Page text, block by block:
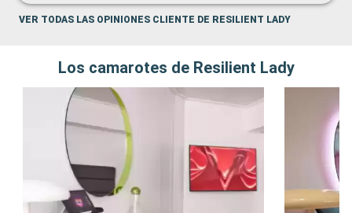
de higiene.
VER TODAS LAS OPINIONES CLIENTE DE RESILIENT LADY
Los camarotes de Resilient Lady